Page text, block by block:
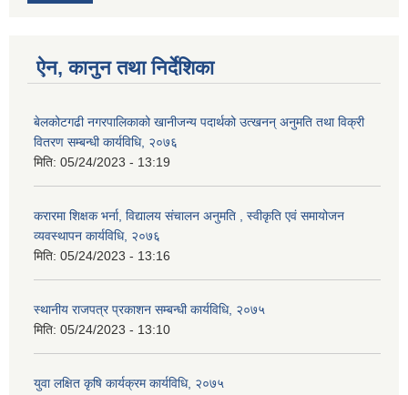
ऐन, कानुन तथा निर्देशिका
बेलकोटगढी नगरपालिकाको खानीजन्य पदार्थको उत्खनन् अनुमति तथा विक्री
वितरण सम्बन्धी कार्यविधि, २०७६
मिति: 05/24/2023 - 13:19
करारमा शिक्षक भर्ना, विद्यालय संचालन अनुमति , स्वीकृति एवं समायोजन
व्यवस्थापन कार्यविधि, २०७६
मिति: 05/24/2023 - 13:16
स्थानीय राजपत्र प्रकाशन सम्बन्धी कार्यविधि, २०७५
मिति: 05/24/2023 - 13:10
युवा लक्षित कृषि कार्यक्रम कार्यविधि, २०७५